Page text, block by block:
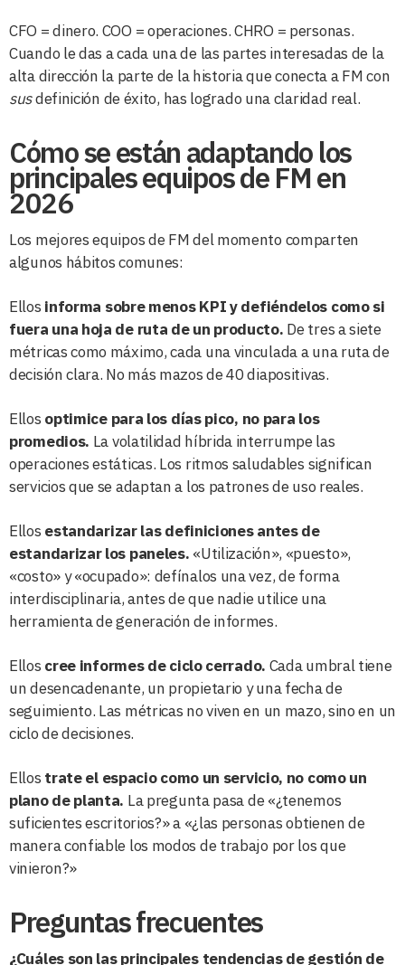
CFO = dinero. COO = operaciones. CHRO = personas.
Cuando le das a cada una de las partes interesadas de la
alta dirección la parte de la historia que conecta a FM con
susdefinición de éxito, has logrado una claridad real.
Cómo se están adaptando los
principales equipos de FM en
2026
Los mejores equipos de FM del momento comparten
algunos hábitos comunes:
Ellos informa sobre menos KPI y defiéndelos como si
fuera una hoja de ruta de un producto. De tres a siete
métricas como máximo, cada una vinculada a una ruta de
decisión clara. No más mazos de 40 diapositivas.
Ellos optimice para los días pico, no para los
promedios. La volatilidad híbrida interrumpe las
operaciones estáticas. Los ritmos saludables significan
servicios que se adaptan a los patrones de uso reales.
Ellos estandarizar las definiciones antes de
estandarizar los paneles. «Utilización», «puesto»,
«costo» y «ocupado»: defínalos una vez, de forma
interdisciplinaria, antes de que nadie utilice una
herramienta de generación de informes.
Ellos cree informes de ciclo cerrado. Cada umbral tiene
un desencadenante, un propietario y una fecha de
seguimiento. Las métricas no viven en un mazo, sino en un
ciclo de decisiones.
Ellos trate el espacio como un servicio, no como un
plano de planta. La pregunta pasa de «¿tenemos
suficientes escritorios?» a «¿las personas obtienen de
manera confiable los modos de trabajo por los que
vinieron?»
Preguntas frecuentes
¿Cuáles son las principales tendencias de gestión de